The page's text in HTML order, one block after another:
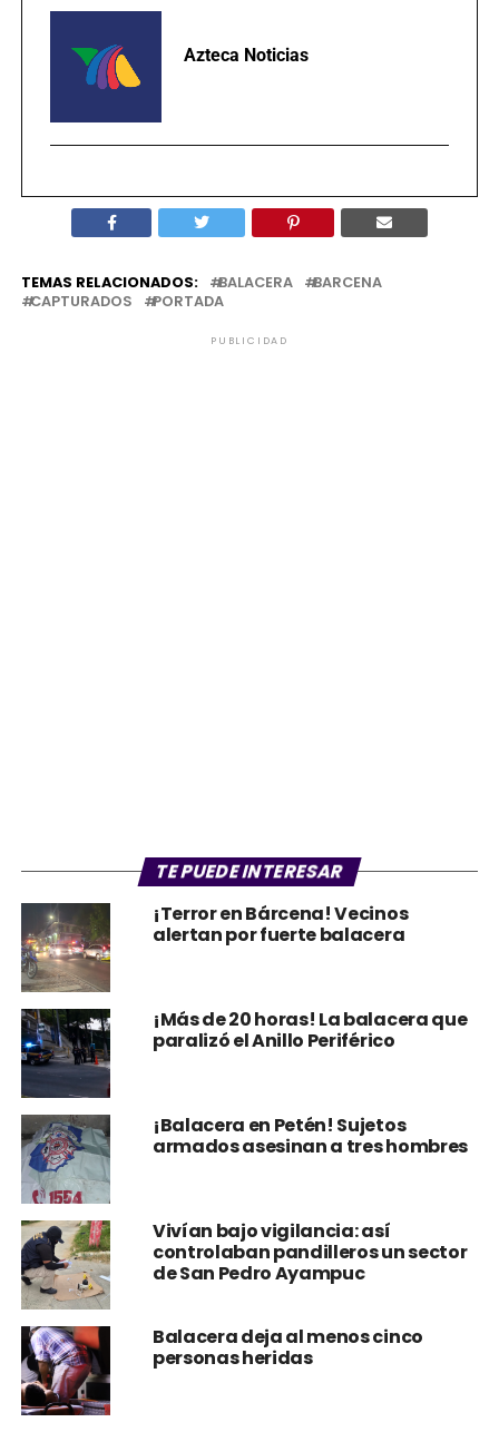
Azteca Noticias
TEMAS RELACIONADOS: BALACERA
BARCENA
CAPTURADOS
PORTADA
PUBLICIDAD
TE PUEDE INTERESAR
¡Terror en Bárcena! Vecinos
alertan por fuerte balacera
¡Más de 20 horas! La balacera que
paralizó el Anillo Periférico
¡Balacera en Petén! Sujetos
armados asesinan a tres hombres
Vivían bajo vigilancia: así
controlaban pandilleros un sector
de San Pedro Ayampuc
Balacera deja al menos cinco
personas heridas